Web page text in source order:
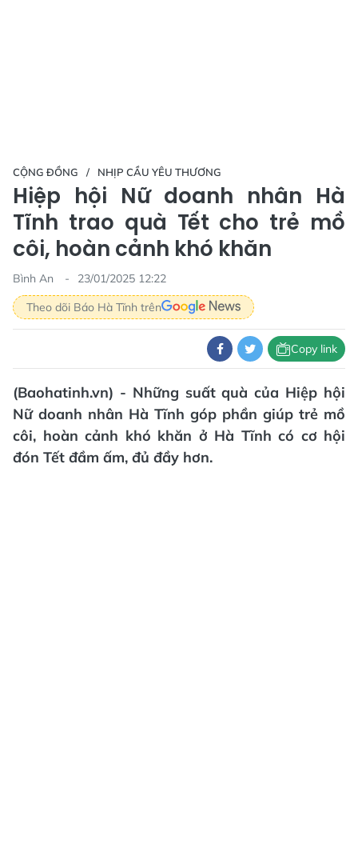
CỘNG ĐỒNG NHỊP CẦU YÊU THƯƠNG
Hiệp hội Nữ doanh nhân Hà
Tĩnh trao quà Tết cho trẻ mồ
côi, hoàn cảnh khó khăn
Bình An
23/01/2025 12:22
Theo dõi Báo Hà Tĩnh trên
Copy link
(Baohatinh.vn) - Những suất quà của Hiệp hội
Nữ doanh nhân Hà Tĩnh góp phần giúp trẻ mồ
côi, hoàn cảnh khó khăn ở Hà Tĩnh có cơ hội
đón Tết đầm ấm, đủ đầy hơn.